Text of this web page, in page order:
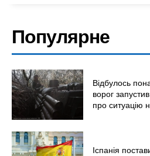
Київ
Економіка
Політика
Світ
Технології
Війна
Популярне
Відбулось
ворог
про ситуацію
Іспанія